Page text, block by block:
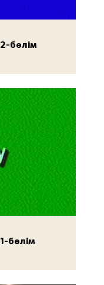
2-бөлім
бөлім